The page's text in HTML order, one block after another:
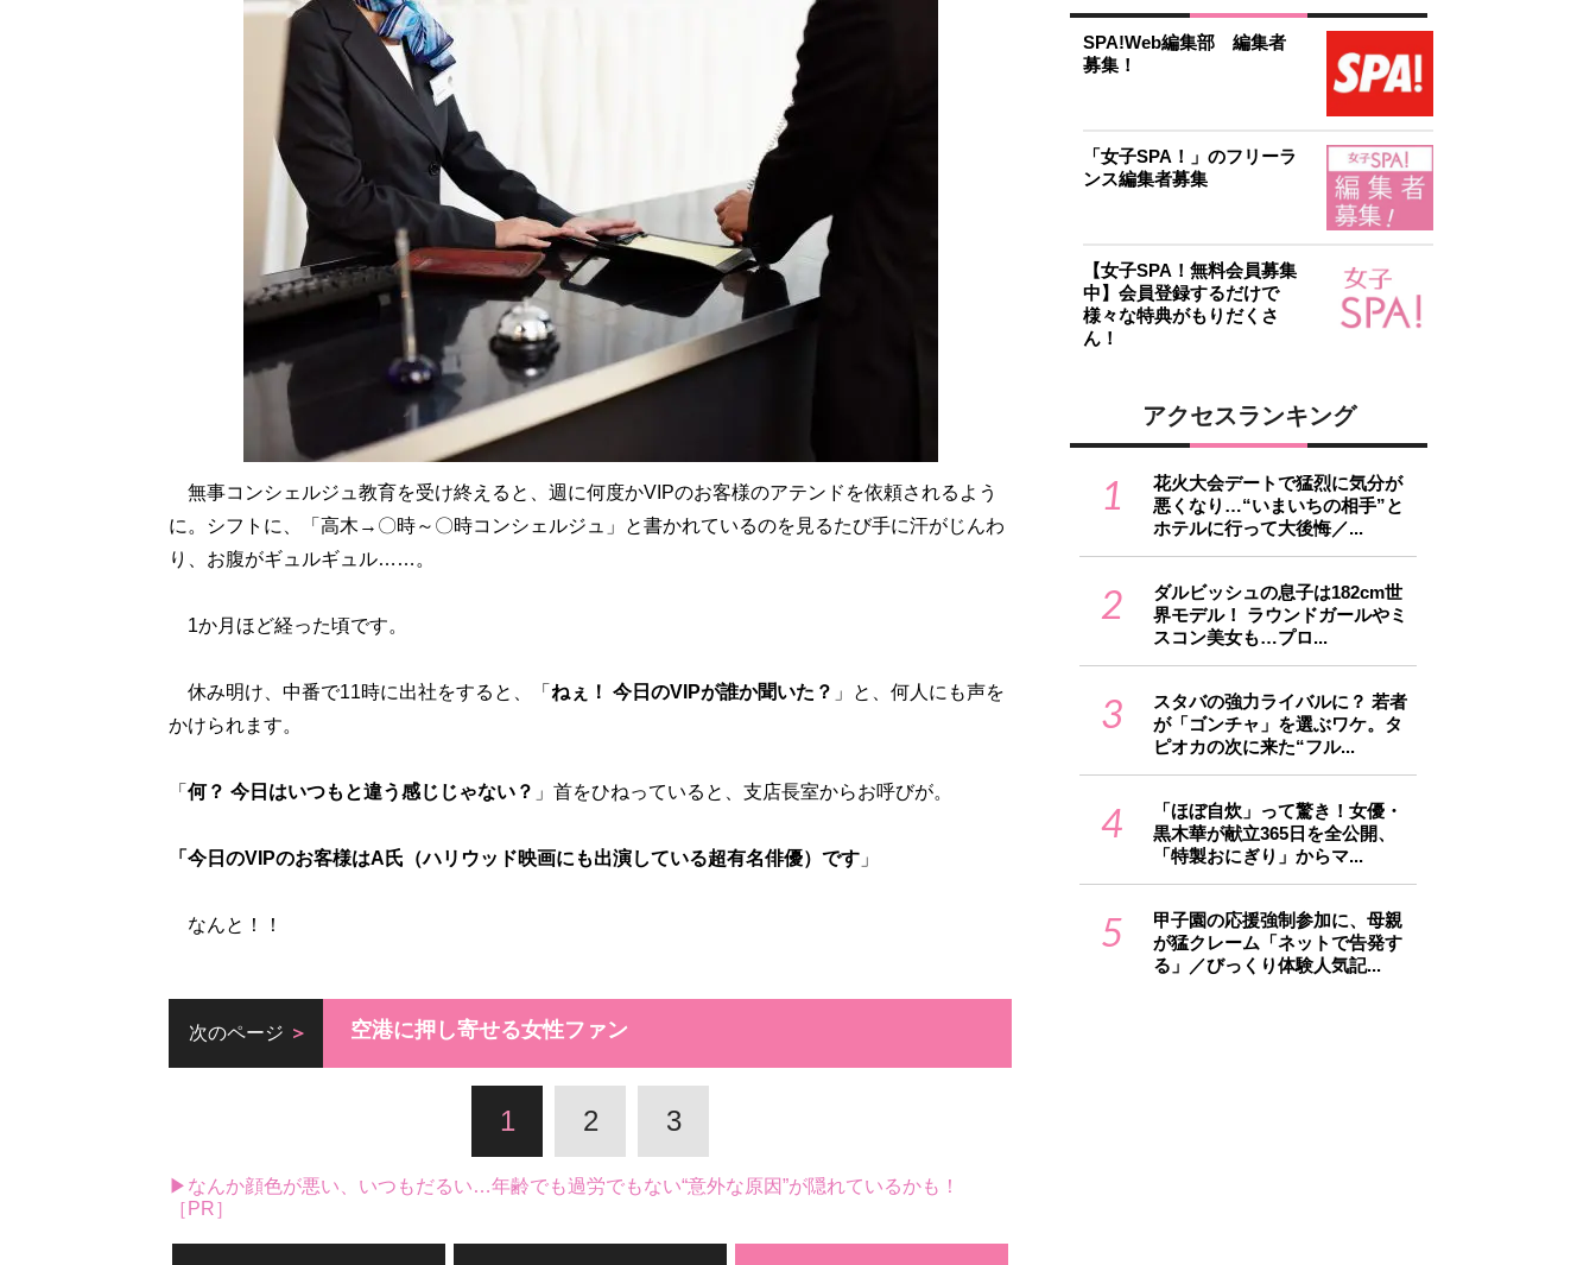
無事コンシェルジュ教育を受け終えると、週に何度かVIPのお客様のアテンドを依頼されるよう
に。シフトに、「高木→〇時～〇時コンシェルジュ」と書かれているのを見るたび手に汗がじんわ
り、お腹がギュルギュル……。
1か月ほど経った頃です。
休み明け、中番で11時に出社をすると、「 ねぇ！ 今日のVIPが誰か聞いた？ 」と、何人にも声を
かけられます。
「 何？ 今日はいつもと違う感じじゃない？ 」首をひねっていると、支店長室からお呼びが。
「今日のVIPのお客様はA氏（ハリウッド映画にも出演している超有名俳優）です 」
なんと！！
次のページ 空港に押し寄せる女性ファン
1 2 3
▶なんか顔色が悪い、いつもだるい…年齢でも過労でもない“意外な原因”が隠れているかも！
［PR］
SPA!Web編集部 編集者
募集！
「女子SPA！」のフリーラ
ンス編集者募集
【女子SPA！無料会員募集
中】会員登録するだけで
様々な特典がもりだくさ
ん！
アクセスランキング
1
花火大会デートで猛烈に気分が
悪くなり…“いまいちの相手”と
ホテルに行って大後悔／...
2
ダルビッシュの息子は182cm世
界モデル！ ラウンドガールやミ
スコン美女も…プロ...
3
スタバの強力ライバルに？ 若者
が「ゴンチャ」を選ぶワケ。タ
ピオカの次に来た“フル...
4
「ほぼ自炊」って驚き！女優・
黒木華が献立365日を全公開、
「特製おにぎり」からマ...
5
甲子園の応援強制参加に、母親
が猛クレーム「ネットで告発す
る」／びっくり体験人気記...